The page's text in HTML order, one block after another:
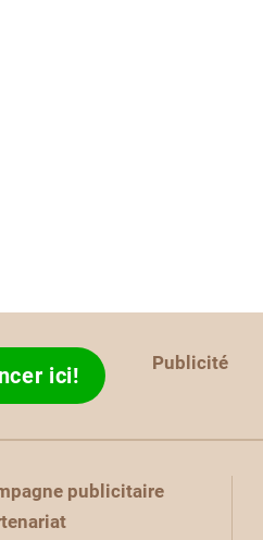
ici! Publicité
publicitaire